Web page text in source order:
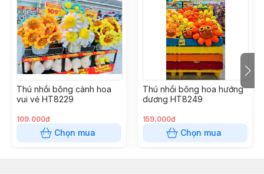
Thú nhồi bông cành hoa
vui vẻ HT8229
109.000đ
Chọn mua
Thú nhồi bông hoa hướng
dương HT8249
159.000đ
Chọn mua